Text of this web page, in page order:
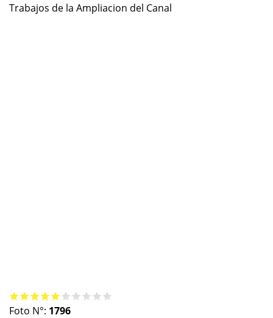
Trabajos de la Ampliacion del Canal
Foto N°: 1796